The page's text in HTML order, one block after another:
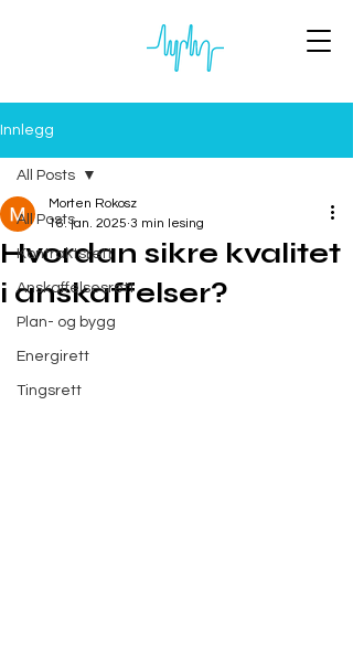
Innlegg
All Posts
Kontraktsrett
Anskaffelsesrett
Plan- og bygg
Energirett
Tingsrett
All Posts
Hvordan sikre kvalitet
i anskaffelser?
Morten Rokosz
16. jan. 2025 3 min lesing